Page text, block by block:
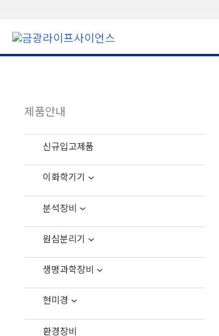
로
제품안내
신규입고제품
이화학기기
분석장비
원심분리기
생명과학장비
현미경
환경장비